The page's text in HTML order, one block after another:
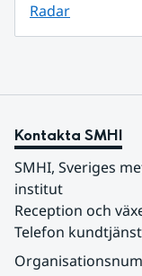
Radar
Kontakta SMHI
SMHI, Sveriges
institut
Reception och
Telefon